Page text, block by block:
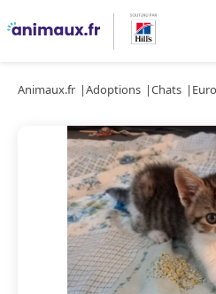
Animaux.fr Adoptions Chats